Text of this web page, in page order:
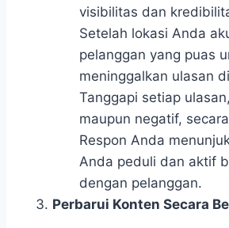
visibilitas dan
Setelah lokasi Anda
pelanggan yang puas
meninggalkan ulasan
Tanggapi setiap
maupun negatif,
Respon Anda
Anda peduli dan aktif
dengan pelanggan.
Perbarui Konten Secara